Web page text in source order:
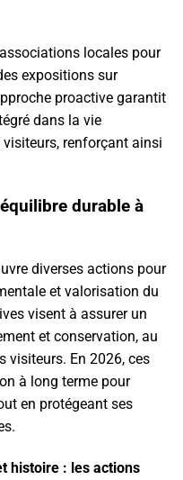
locales pour
expositions sur
proactive garantit
dans la vie
renforçant ainsi
durable à
diverses actions pour
et valorisation du
visent à assurer un
et conservation, au
visiteurs. En 2026, ces
à long terme pour
en protégeant ses
histoire : les actions